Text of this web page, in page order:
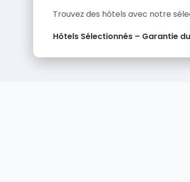
Trouvez des hôtels avec notre
Hôtels Sélectionnés – Garantie